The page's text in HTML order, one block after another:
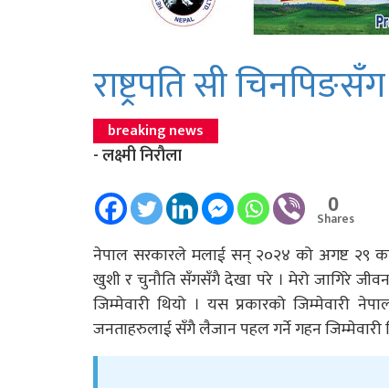
राष्ट्रपति सी
breaking news
- लक्ष्मी निरौला
0
Shares
नेपाल सरकारले मलाई सन् २०२४ को अगष्ट २९
खुशी र चुनौति सँगसँगै देखा परे । मेरो जागिरे
जिम्मेवारी थियो । यस प्रकारको जिम्मेवारी
जनताहरुलाई सँगै लैजान पहल गर्ने गहन जिम्मेवारी